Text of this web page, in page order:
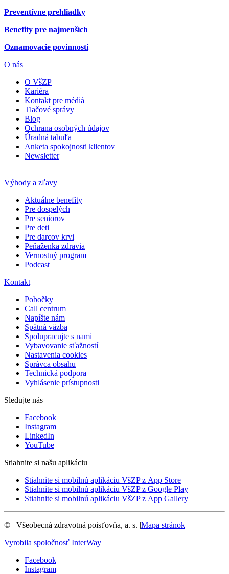
Preventívne prehliadky
Benefity pre najmenších
Oznamovacie povinnosti
O nás
O VšZP
Kariéra
Kontakt pre médiá
Tlačové správy
Blog
Ochrana osobných údajov
Úradná tabuľa
Anketa spokojnosti klientov
Newsletter
Výhody a zľavy
Aktuálne benefity
Pre dospelých
Pre seniorov
Pre deti
Pre darcov krvi
Peňaženka zdravia
Vernostný program
Podcast
Kontakt
Pobočky
Call centrum
Napíšte nám
Spätná väzba
Spolupracujte s nami
Vybavovanie sťažností
Nastavenia cookies
Správca obsahu
Technická podpora
Vyhlásenie prístupnosti
Sledujte nás
Facebook
Instagram
LinkedIn
YouTube
Stiahnite si našu aplikáciu
Stiahnite si mobilnú aplikáciu VšZP z App Store
Stiahnite si mobilnú aplikáciu VšZP z Google Play
Stiahnite si mobilnú aplikáciu VšZP z App Gallery
© Všeobecná zdravotná poisťovňa, a. s. |Mapa stránok
Vyrobila spoločnosť InterWay
Facebook
Instagram